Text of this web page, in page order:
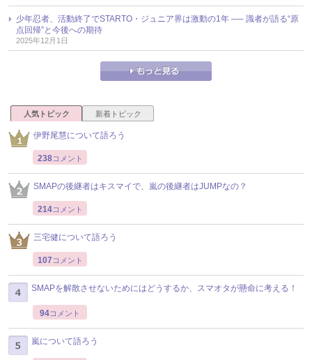
少年忍者、活動終了でSTARTO・ジュニア界は激動の1年 ── 識者が語る“原
点回帰”と今後への期待
2025年12月1日
人気トピック 新着トピック
伊野尾慧について語ろう
238コメント
SMAPの後継者はキスマイで、嵐の後継者はJUMPなの？
214コメント
三宅健について語ろう
107 コメント
SMAPを解散させないためにはどうするか、スマオタが懸命に考える！
94コメント
嵐について語ろう